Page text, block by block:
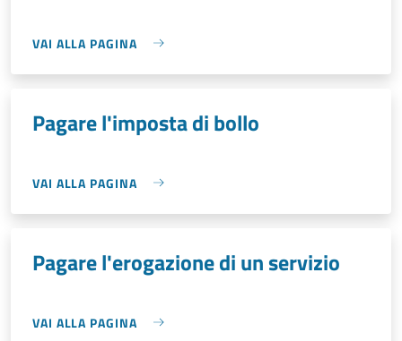
VAI ALLA PAGINA
Pagare l'imposta di bollo
VAI ALLA PAGINA
Pagare l'erogazione di un servizio
VAI ALLA PAGINA